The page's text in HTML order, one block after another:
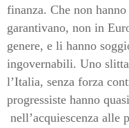
finanza. Che non
garantivano, non in
genere, e li hanno
ingovernabili. Uno
l’Italia, senza forza
progressiste hanno
nell’acquiescenza alle